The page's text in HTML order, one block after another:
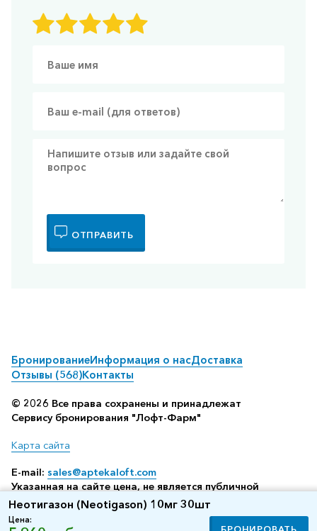
ОТПРАВИТЬ
Неотигазон (Neotigason) 10мг 30шт
Цена:
БронированиеИнформация о насДоставка
Отзывы (568)Контакты
© 2026 Все права сохранены и принадлежат
Сервису бронирования "Лофт-Фарм"
Карта сайта
E-mail: sales@aptekaloft.com
Указанная на сайте цена, не является публичной
офертой, а всего лишь отображает среднюю стоимость
посредством бронирования в аптеке (по данным нашего